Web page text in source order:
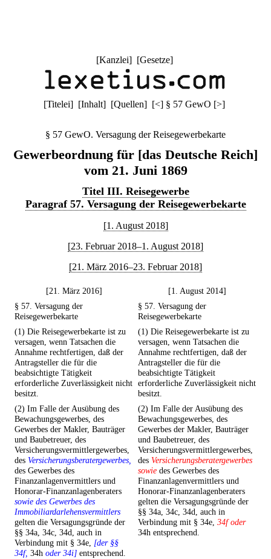
[Kanzlei] [Gesetze]
[Titelei] [Inhalt] [Quellen] [<] § 57 GewO [>]
§ 57 GewO. Versagung der Reisegewerbekarte
Gewerbeordnung für [das Deutsche Reich]
vom 21. Juni 1869
Titel III. Reisegewerbe
Paragraf 57. Versagung der Reisegewerbekarte
[1. August 2018]
[23. Februar 2018–1. August 2018]
[21. März 2016–23. Februar 2018]
[21. März 2016]
[1. August 2014]
§ 57. Versagung der
Reisegewerbekarte
§ 57. Versagung der
Reisegewerbekarte
(1) Die Reisegewerbekarte ist zu
versagen, wenn Tatsachen die
Annahme rechtfertigen, daß der
Antragsteller die für die
beabsichtigte Tätigkeit
erforderliche Zuverlässigkeit nicht
besitzt.
(1) Die Reisegewerbekarte ist zu
versagen, wenn Tatsachen die
Annahme rechtfertigen, daß der
Antragsteller die für die
beabsichtigte Tätigkeit
erforderliche Zuverlässigkeit nicht
besitzt.
(2) Im Falle der Ausübung des
Bewachungsgewerbes, des
Gewerbes der Makler, Bauträger
und Baubetreuer, des
Versicherungsvermittlergewerbes,
des Versicherungsberatergewerbes,
des Gewerbes des
Finanzanlagenvermittlers und
Honorar-Finanzanlagenberaters
sowie des Gewerbes des
Immobiliardarlehensvermittlers
gelten die Versagungsgründe der
§§ 34a, 34c, 34d, auch in
Verbindung mit § 34e, [der §§
34f, 34h oder 34i] entsprechend.
(2) Im Falle der Ausübung des
Bewachungsgewerbes, des
Gewerbes der Makler, Bauträger
und Baubetreuer, des
Versicherungsvermittlergewerbes,
des Versicherungsberatergewerbes
sowie des Gewerbes des
Finanzanlagenvermittlers und
Honorar-Finanzanlagenberaters
gelten die Versagungsgründe der
§§ 34a, 34c, 34d, auch in
Verbindung mit § 34e, 34f oder
34h entsprechend.